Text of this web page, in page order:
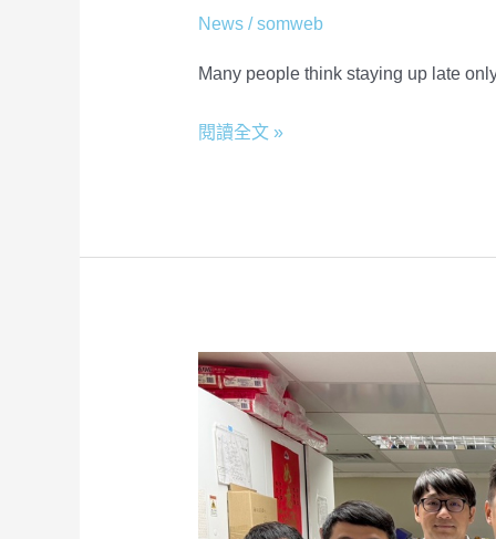
News/somweb
Many people think staying up late
閱讀全文 »
Research
on
Ganoderma-
Based
Cancer
Immunotherapy